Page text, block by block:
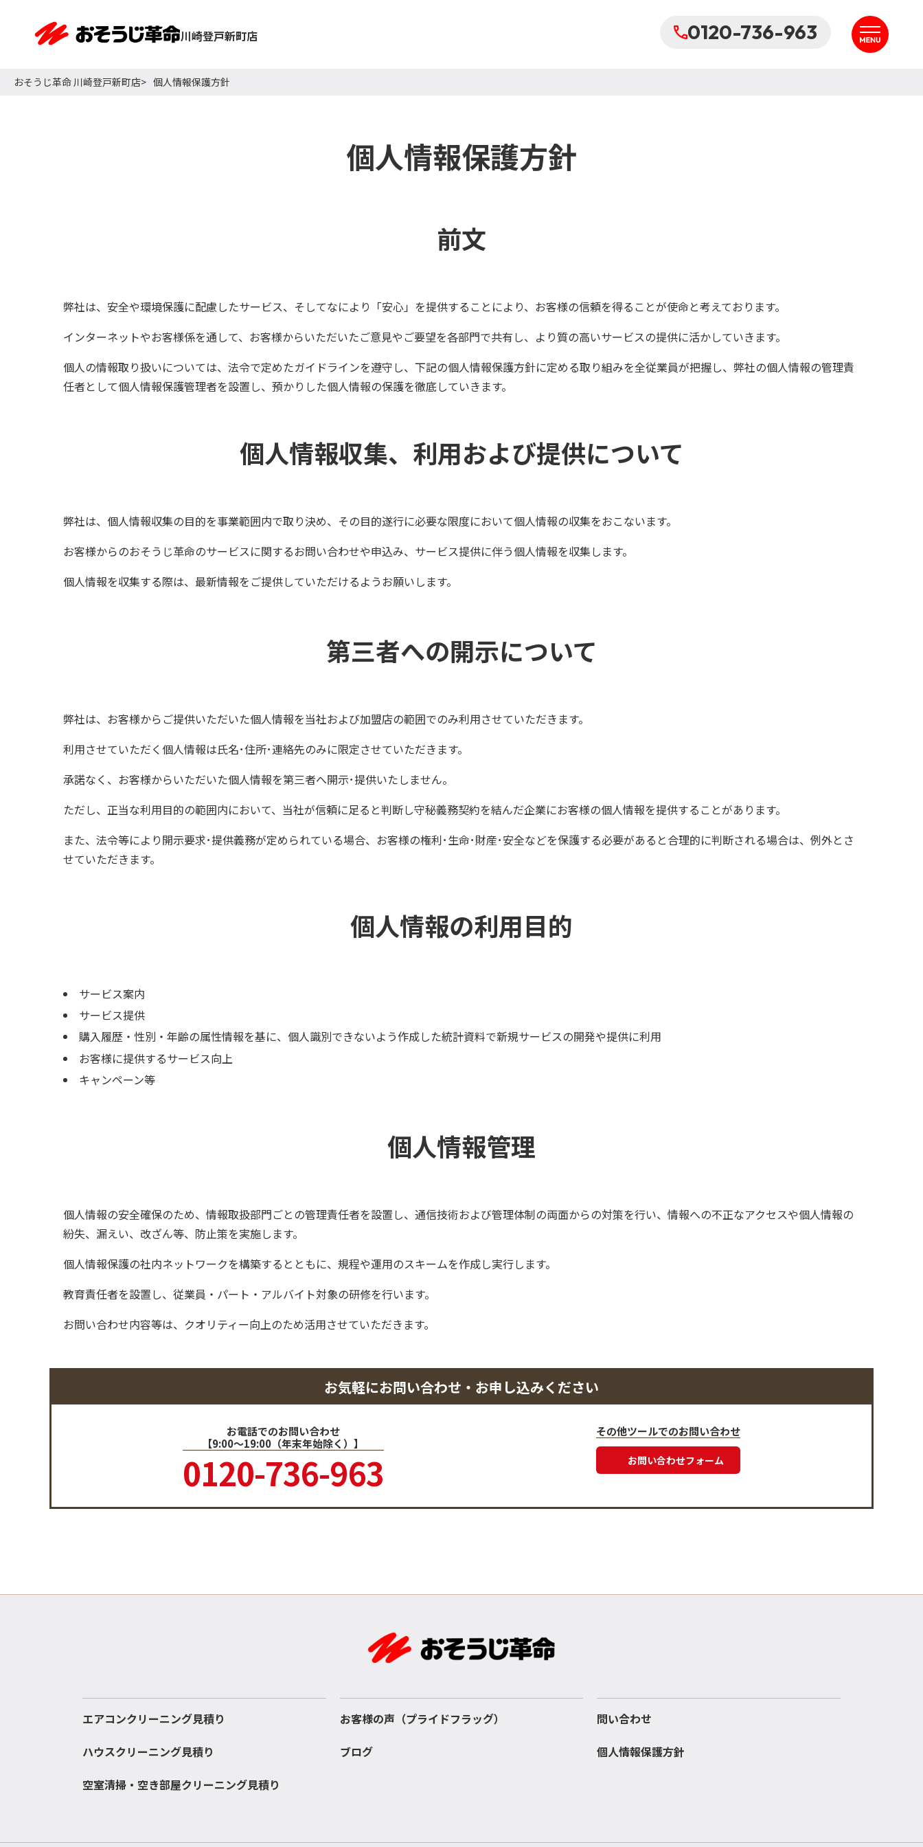
川崎登戸新町店 0120-736-963
おそうじ革命 川崎登戸新町店 個人情報保護方針
個人情報保護方針
前文
弊社は、安全や環境保護に配慮したサービス、そしてなにより「安心」を提供することにより、お客様の信頼を得ることが使命と考えております。
インターネットやお客様係を通して、お客様からいただいたご意見やご要望を各部門で共有し、より質の高いサービスの提供に活かしていきます。
個人の情報取り扱いについては、法令で定めたガイドラインを遵守し、下記の個人情報保護方針に定める取り組みを全従業員が把握し、弊社の個人情報の管理責
任者として個人情報保護管理者を設置し、預かりした個人情報の保護を徹底していきます。
個人情報収集、利用および提供について
弊社は、個人情報収集の目的を事業範囲内で取り決め、その目的遂行に必要な限度において個人情報の収集をおこないます。
お客様からのおそうじ革命のサービスに関するお問い合わせや申込み、サービス提供に伴う個人情報を収集します。
個人情報を収集する際は、最新情報をご提供していただけるようお願いします。
第三者への開示について
弊社は、お客様からご提供いただいた個人情報を当社および加盟店の範囲でのみ利用させていただきます。
利用させていただく個人情報は氏名･住所･連絡先のみに限定させていただきます。
承諾なく、お客様からいただいた個人情報を第三者へ開示･提供いたしません。
ただし、正当な利用目的の範囲内において、当社が信頼に足ると判断し守秘義務契約を結んだ企業にお客様の個人情報を提供することがあります。
また、法令等により開示要求･提供義務が定められている場合、お客様の権利･生命･財産･安全などを保護する必要があると合理的に判断される場合は、例外とさ
せていただきます。
個人情報の利用目的
サービス案内
サービス提供
購入履歴・性別・年齢の属性情報を基に、個人識別できないよう作成した統計資料で新規サービスの開発や提供に利用
お客様に提供するサービス向上
キャンペーン等
個人情報管理
個人情報の安全確保のため、情報取扱部門ごとの管理責任者を設置し、通信技術および管理体制の両面からの対策を行い、情報への不正なアクセスや個人情報の
紛失、漏えい、改ざん等、防止策を実施します。
個人情報保護の社内ネットワークを構築するとともに、規程や運用のスキームを作成し実行します。
教育責任者を設置し、従業員・パート・アルバイト対象の研修を行います。
お問い合わせ内容等は、クオリティー向上のため活用させていただきます。
お気軽にお問い合わせ・お申し込みください
お電話でのお問い合わせ
【9:00～19:00（年末年始除く）】
0120-736-963
その他ツールでのお問い合わせ
お問い合わせフォーム
エアコンクリーニング見積り
ハウスクリーニング見積り
空室清掃・空き部屋クリーニング見積り
お客様の声（プライドフラッグ）
ブログ
問い合わせ
個人情報保護方針